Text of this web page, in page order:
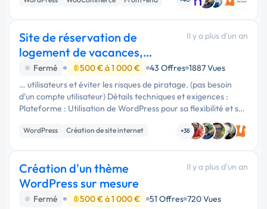
Site de réservation de
logement de vacances,
wordpress beds24
Il y a plus d'un an
Fermé 500 € à 1 000 € 43 Offres 1887 Vues
… utilisateurs et éviter les risques de piratage. (pas besoin
d'un compte utilisateur) Détails techniques et exigences :
Plateforme : Utilisation de WordPress pour sa flexibilité et sa
facilité de gestion. Thème WordPress moderne, adapté aux
…WordPress
Création de site internet
+38
Création d'un thème
WordPress sur mesure
Il y a plus d'un an
Fermé 500 € à 1 000 € 51 Offres 720 Vues